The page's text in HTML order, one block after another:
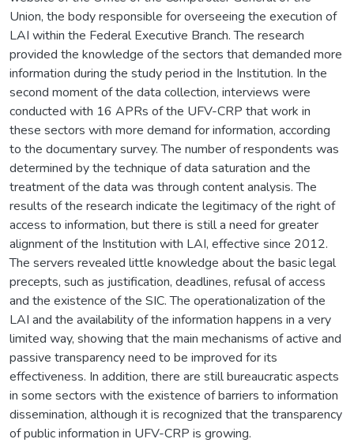
Union, the body responsible for overseeing the execution of
LAI within the Federal Executive Branch. The research
provided the knowledge of the sectors that demanded more
information during the study period in the Institution. In the
second moment of the data collection, interviews were
conducted with 16 APRs of the UFV-CRP that work in
these sectors with more demand for information, according
to the documentary survey. The number of respondents was
determined by the technique of data saturation and the
treatment of the data was through content analysis. The
results of the research indicate the legitimacy of the right of
access to information, but there is still a need for greater
alignment of the Institution with LAI, effective since 2012.
The servers revealed little knowledge about the basic legal
precepts, such as justification, deadlines, refusal of access
and the existence of the SIC. The operationalization of the
LAI and the availability of the information happens in a very
limited way, showing that the main mechanisms of active and
passive transparency need to be improved for its
effectiveness. In addition, there are still bureaucratic aspects
in some sectors with the existence of barriers to information
dissemination, although it is recognized that the transparency
of public information in UFV-CRP is growing.